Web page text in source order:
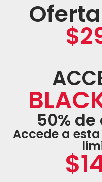
50%
Accede a